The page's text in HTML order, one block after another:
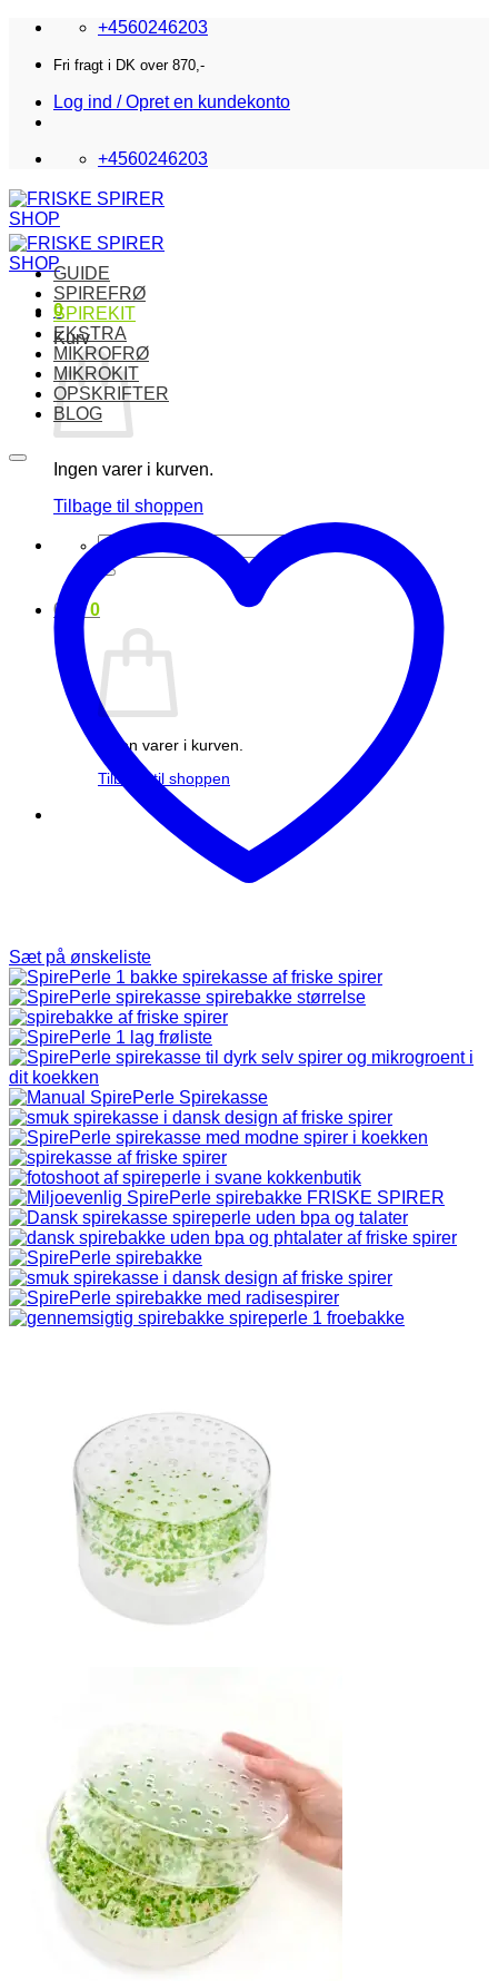
Fortsæt
indhold
+4560246203
Fri fragt i DK over 870,-
Log ind / Opret en kundekonto
+4560246203
0
Kurv
Ingen varer i kurven.
Tilbage til shoppen
Søg
efter:
0 kr. 0
Ingen varer i kurven.
Tilbage til shoppen
GUIDE
SPIREFRØ
SPIREKIT
EKSTRA
MIKROFRØ
MIKROKIT
OPSKRIFTER
BLOG
Sæt på ønskeliste